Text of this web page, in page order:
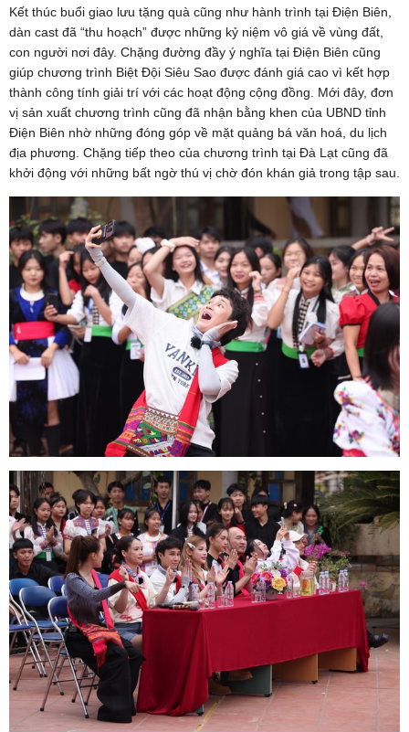
Kết thúc buổi giao lưu tặng quà cũng như hành trình tại Điện Biên,
dàn cast đã “thu hoạch” được những kỷ niệm vô giá về vùng đất,
con người nơi đây. Chặng đường đầy ý nghĩa tại Điện Biên cũng
giúp chương trình Biệt Đội Siêu Sao được đánh giá cao vì kết hợp
thành công tính giải trí với các hoạt động cộng đồng. Mới đây, đơn
vị sản xuất chương trình cũng đã nhận bằng khen của UBND tỉnh
Điện Biên nhờ những đóng góp về mặt quảng bá văn hoá, du lịch
địa phương. Chặng tiếp theo của chương trình tại Đà Lạt cũng đã
khởi động với những bất ngờ thú vị chờ đón khán giả trong tập sau.